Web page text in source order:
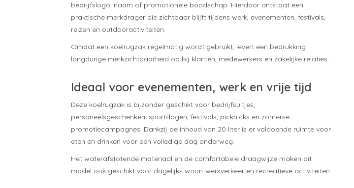
bedrijfslogo, naam of promotionele boodschap. Hierdoor ontstaat een
praktische merkdrager die zichtbaar blijft tijdens werk, evenementen, festivals,
reizen en outdooractiviteiten.
Omdat een koelrugzak regelmatig wordt gebruikt, levert een bedrukking
langdurige merkzichtbaarheid op bij klanten, medewerkers en zakelijke relaties.
Ideaal voor evenementen, werk en vrije tijd
Deze koelrugzak is bijzonder geschikt voor bedrijfsuitjes,
personeelsgeschenken, sportdagen, festivals, picknicks en zomerse
promotiecampagnes. Dankzij de inhoud van 20 liter is er voldoende ruimte voor
eten en drinken voor een volledige dag onderweg.
Het waterafstotende materiaal en de comfortabele draagwijze maken dit
model ook geschikt voor dagelijks woon-werkverkeer en recreatieve activiteiten.